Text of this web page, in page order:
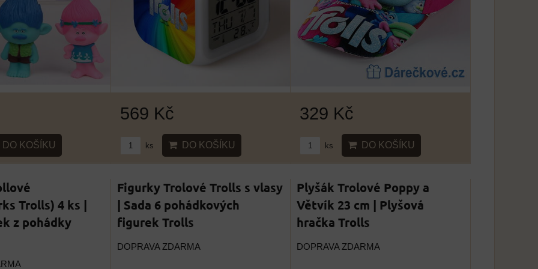
KOŠÍKU
569 Kč
ks DO KOŠÍKU
329 Kč
ks DO KOŠÍKU
Trolls) 4 ks |
z pohádky
Figurky Trolové Trolls s vlasy
| Sada 6 pohádkových
figurek Trolls
DOPRAVA ZDARMA
Plyšák Trolové Poppy a
Větvík 23 cm | Plyšová
hračka Trolls
DOPRAVA ZDARMA